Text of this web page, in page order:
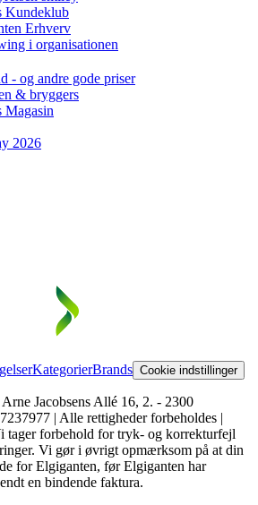
Kundeklub
Erhverv
i organisationen
- og andre gode priser
& bryggers
Magasin
2026
KategorierBrands Cookie indstillinger
Jacobsens Allé 16, 2. - 2300
| Alle rettigheder forbeholdes |
tager forbehold for tryk- og korrekturfejl
Vi gør i øvrigt opmærksom på at din
for Elgiganten, før Elgiganten har
en bindende faktura.